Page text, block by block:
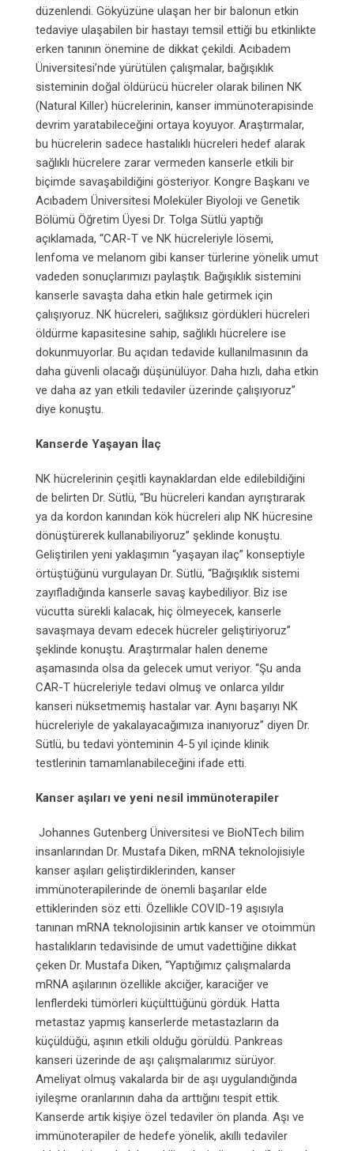
düzenlendi. Gökyüzüne ulaşan her bir balonun etkin
tedaviye ulaşabilen bir hastayı temsil ettiği bu etkinlikte
erken tanının önemine de dikkat çekildi. Acıbadem
Üniversitesi’nde yürütülen çalışmalar, bağışıklık
sisteminin doğal öldürücü hücreler olarak bilinen NK
(Natural Killer) hücrelerinin, kanser immünoterapisinde
devrim yaratabileceğini ortaya koyuyor. Araştırmalar,
bu hücrelerin sadece hastalıklı hücreleri hedef alarak
sağlıklı hücrelere zarar vermeden kanserle etkili bir
biçimde savaşabildiğini gösteriyor. Kongre Başkanı ve
Acıbadem Üniversitesi Moleküler Biyoloji ve Genetik
Bölümü Öğretim Üyesi Dr. Tolga Sütlü yaptığı
açıklamada, “CAR-T ve NK hücreleriyle lösemi,
lenfoma ve melanom gibi kanser türlerine yönelik umut
vadeden sonuçlarımızı paylaştık. Bağışıklık sistemini
kanserle savaşta daha etkin hale getirmek için
çalışıyoruz. NK hücreleri, sağlıksız gördükleri hücreleri
öldürme kapasitesine sahip, sağlıklı hücrelere ise
dokunmuyorlar. Bu açıdan tedavide kullanılmasının da
daha güvenli olacağı düşünülüyor. Daha hızlı, daha etkin
ve daha az yan etkili tedaviler üzerinde çalışıyoruz”
diye konuştu.
Kanserde Yaşayan İlaç
NK hücrelerinin çeşitli kaynaklardan elde edilebildiğini
de belirten Dr. Sütlü, “Bu hücreleri kandan ayrıştırarak
ya da kordon kanından kök hücreleri alıp NK hücresine
dönüştürerek kullanabiliyoruz” şeklinde konuştu.
Geliştirilen yeni yaklaşımın “yaşayan ilaç” konseptiyle
örtüştüğünü vurgulayan Dr. Sütlü, “Bağışıklık sistemi
zayıfladığında kanserle savaş kaybediliyor. Biz ise
vücutta sürekli kalacak, hiç ölmeyecek, kanserle
savaşmaya devam edecek hücreler geliştiriyoruz”
şeklinde konuştu. Araştırmalar halen deneme
aşamasında olsa da gelecek umut veriyor. “Şu anda
CAR-T hücreleriyle tedavi olmuş ve onlarca yıldır
kanseri nüksetmemiş hastalar var. Aynı başarıyı NK
hücreleriyle de yakalayacağımıza inanıyoruz” diyen Dr.
Sütlü, bu tedavi yönteminin 4-5 yıl içinde klinik
testlerinin tamamlanabileceğini ifade etti.
Kanser aşıları ve yeni nesil immünoterapiler
Johannes Gutenberg Üniversitesi ve BioNTech bilim
insanlarından Dr. Mustafa Diken, mRNA teknolojisiyle
kanser aşıları geliştirdiklerinden, kanser
immünoterapilerinde de önemli başarılar elde
ettiklerinden söz etti. Özellikle COVID-19 aşısıyla
tanınan mRNA teknolojisinin artık kanser ve otoimmün
hastalıkların tedavisinde de umut vadettiğine dikkat
çeken Dr. Mustafa Diken, “Yaptığımız çalışmalarda
mRNA aşılarının özellikle akciğer, karaciğer ve
lenflerdeki tümörleri küçülttüğünü gördük. Hatta
metastaz yapmış kanserlerde metastazların da
küçüldüğü, aşının etkili olduğu görüldü. Pankreas
kanseri üzerinde de aşı çalışmalarımız sürüyor.
Ameliyat olmuş vakalarda bir de aşı uygulandığında
iyileşme oranlarının daha da arttığını tespit ettik.
Kanserde artık kişiye özel tedaviler ön planda. Aşı ve
immünoterapiler de hedefe yönelik, akıllı tedaviler